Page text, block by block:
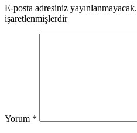
E-posta adresiniz yayınlanmayacak.
işaretlenmişlerdir
Yorum *